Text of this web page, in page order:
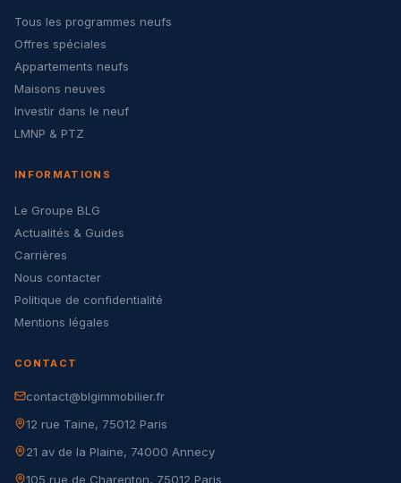
Tous les programmes neufs
Offres spéciales
Appartements neufs
Maisons neuves
Investir dans le neuf
LMNP & PTZ
INFORMATIONS
Le Groupe BLG
Actualités & Guides
Carrières
Nous contacter
Politique de confidentialité
Mentions légales
CONTACT
contact@blgimmobilier.fr
12 rue Taine, 75012 Paris
21 av de la Plaine, 74000 Annecy
105 rue de Charenton, 75012 Paris